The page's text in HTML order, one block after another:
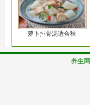
萝卜排骨汤适合秋
养生网